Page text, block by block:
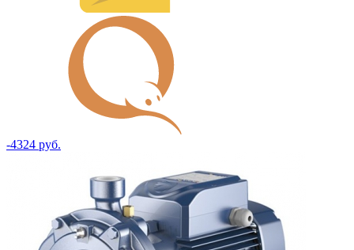
-4324 руб.